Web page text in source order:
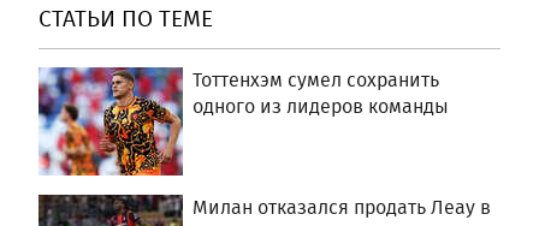
СТАТЬИ ПО ТЕМЕ
Тоттенхэм сумел сохранить
одного из лидеров команды
Милан отказался продать Леау в